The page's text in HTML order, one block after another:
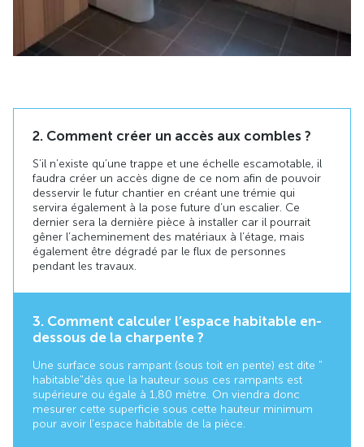
2. Comment créer un accès aux combles ?
S’il n’existe qu’une trappe et une échelle escamotable, il
faudra créer un accès digne de ce nom afin de pouvoir
desservir le futur chantier en créant une trémie qui
servira également à la pose future d’un escalier. Ce
dernier sera la dernière pièce à installer car il pourrait
gêner l’acheminement des matériaux à l’étage, mais
également être dégradé par le flux de personnes
pendant les travaux.
3. Comment calculer l’espace habitable en-
dessous de la charpente ?
Une surface sous rampant (sous toit en pente) est dite "
habitable " dès que la hauteur sous ces rampants est
supérieure ou égale à 1,80 mètre. On viendra donc
mesurer cette superficie sous cette hauteur minimum
pour avoir l'espace habitable de la pièce.